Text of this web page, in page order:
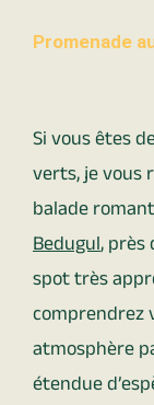
Promenade
Si vous êtes
verts, je vous
balade
Bedugul, près
spot très
comprendrez
atmosphère
étendue